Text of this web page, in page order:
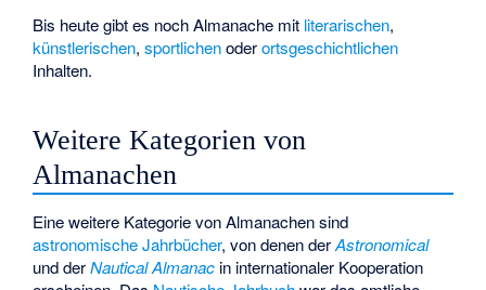
Bis heute gibt es noch Almanache mit literarischen,
künstlerischen,sportlichenoderortsgeschichtlichen
Inhalten.
Weitere Kategorien von
Almanachen
Eine weitere Kategorie von Almanachen sind
astronomische Jahrbücher, von denen derAstronomical
und derNautical Almanac in internationaler Kooperation